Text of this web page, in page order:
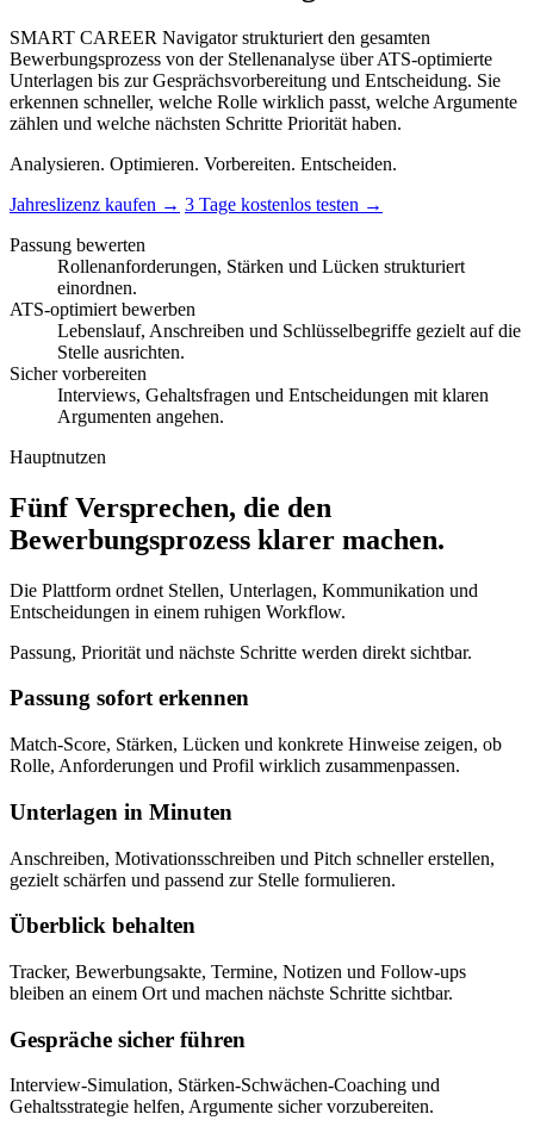
SMART CAREER Navigator strukturiert den gesamten
Bewerbungsprozess von der Stellenanalyse über ATS-optimierte
Unterlagen bis zur Gesprächsvorbereitung und Entscheidung. Sie
erkennen schneller, welche Rolle wirklich passt, welche Argumente
zählen und welche nächsten Schritte Priorität haben.
Analysieren. Optimieren. Vorbereiten. Entscheiden.
Jahreslizenz kaufen → 3 Tage kostenlos testen →
Passung bewerten
Rollenanforderungen, Stärken und Lücken strukturiert
einordnen.
ATS-optimiert bewerben
Lebenslauf, Anschreiben und Schlüsselbegriffe gezielt auf die
Stelle ausrichten.
Sicher vorbereiten
Interviews, Gehaltsfragen und Entscheidungen mit klaren
Argumenten angehen.
Hauptnutzen
Fünf Versprechen, die den
Bewerbungsprozess klarer machen.
Die Plattform ordnet Stellen, Unterlagen, Kommunikation und
Entscheidungen in einem ruhigen Workflow.
Passung, Priorität und nächste Schritte werden direkt sichtbar.
Passung sofort erkennen
Match-Score, Stärken, Lücken und konkrete Hinweise zeigen, ob
Rolle, Anforderungen und Profil wirklich zusammenpassen.
Unterlagen in Minuten
Anschreiben, Motivationsschreiben und Pitch schneller erstellen,
gezielt schärfen und passend zur Stelle formulieren.
Überblick behalten
Tracker, Bewerbungsakte, Termine, Notizen und Follow-ups
bleiben an einem Ort und machen nächste Schritte sichtbar.
Gespräche sicher führen
Interview-Simulation, Stärken-Schwächen-Coaching und
Gehaltsstrategie helfen, Argumente sicher vorzubereiten.